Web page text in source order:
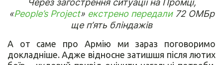
Через загострення ситуації на Промці,
«People’s Project» екстрено передали72 ОМБр
ще п’ять бліндажів
А от саме про Армію ми зараз поговоримо
докладніше. Адже відносне затишшя після лютих